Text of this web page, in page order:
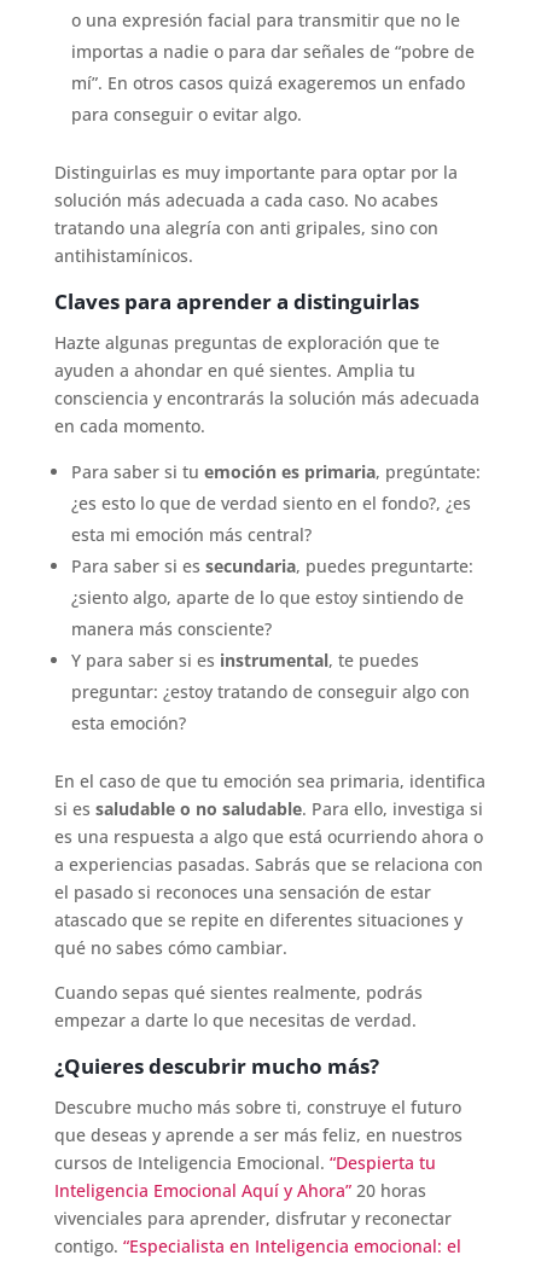
o una expresión facial para transmitir que no le
importas a nadie o para dar señales de “pobre de
mí”. En otros casos quizá exageremos un enfado
para conseguir o evitar algo.
Distinguirlas es muy importante para optar por la
solución más adecuada a cada caso. No acabes
tratando una alegría con anti gripales, sino con
antihistamínicos.
Claves para aprender a distinguirlas
Hazte algunas preguntas de exploración que te
ayuden a ahondar en qué sientes. Amplia tu
consciencia y encontrarás la solución más adecuada
en cada momento.
Para saber si tu emoción es primaria, pregúntate:
¿es esto lo que de verdad siento en el fondo?, ¿es
esta mi emoción más central?
Para saber si es secundaria, puedes preguntarte:
¿siento algo, aparte de lo que estoy sintiendo de
manera más consciente?
Y para saber si es instrumental, te puedes
preguntar: ¿estoy tratando de conseguir algo con
esta emoción?
En el caso de que tu emoción sea primaria, identifica
si es saludable o no saludable. Para ello, investiga si
es una respuesta a algo que está ocurriendo ahora o
a experiencias pasadas. Sabrás que se relaciona con
el pasado si reconoces una sensación de estar
atascado que se repite en diferentes situaciones y
qué no sabes cómo cambiar.
Cuando sepas qué sientes realmente, podrás
empezar a darte lo que necesitas de verdad.
¿Quieres descubrir mucho más?
Descubre mucho más sobre ti, construye el futuro
que deseas y aprende a ser más feliz, en nuestros
cursos de Inteligencia Emocional. “Despierta tu
Inteligencia Emocional Aquí y Ahora”20 horas
vivenciales para aprender, disfrutar y reconectar
contigo. “Especialista en Inteligencia emocional: el